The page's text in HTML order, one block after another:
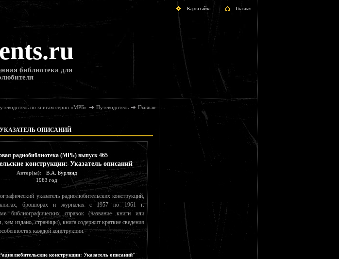
Главная
Карта сайта
библиотека для
по книгам серии «МРБ» Путеводитель Главная
ОПИСАНИЙ
радиобиблиотека (МРБ) выпуск 465
конструкции: Указатель описаний
Автор(ы): В.А. Бурлянд
1963 год
указатель радиолюбительских конструкций,
брошюрах и журналах с 1957 по 1961 г.
библиографических справок (название книги или
кем издано, страницы), книга содержит краткие сведения
каждой конструкции.
конструкции: Указатель описаний"